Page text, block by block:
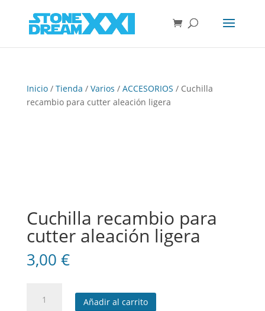
Inicio/ Tienda / Varios / ACCESORIOS / Cuchilla
recambio para cutter aleación ligera
Cuchilla recambio para
cutter aleación ligera
3,00 €
recambio
Añadir al carrito